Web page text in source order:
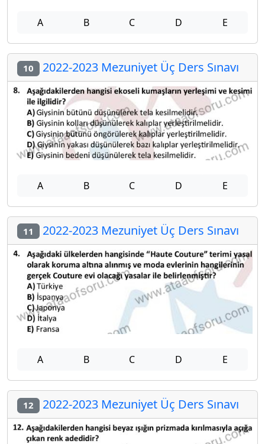
A B C D E
10 2022-2023 Mezuniyet Üç Ders Sınavı
A B C D E
11 2022-2023 Mezuniyet Üç Ders Sınavı
A B C D E
12 2022-2023 Mezuniyet Üç Ders Sınavı